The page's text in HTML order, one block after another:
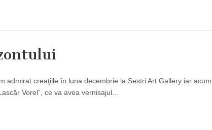
admirat creaţiile în luna decembrie la Sestri Art Gallery iar acum
Vorel”, ce va avea vernisajul…